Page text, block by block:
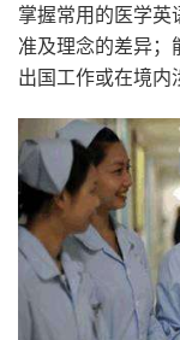
掌握常用的医学英
准及理念的差异；
出国工作或在境内